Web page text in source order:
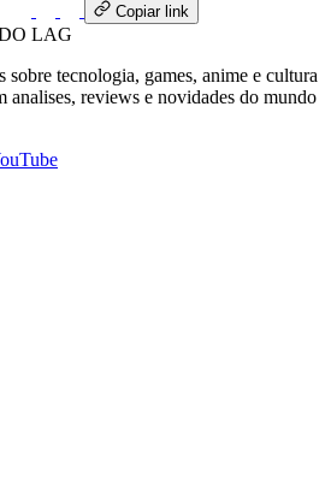
Copiar link
LAG
sobre tecnologia, games, anime e cultura
analises, reviews e novidades do mundo